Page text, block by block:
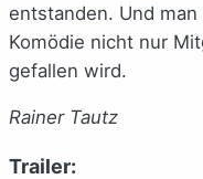
entstanden. Und
Komödie nicht nur
gefallen wird.
Rainer Tautz
Trailer: